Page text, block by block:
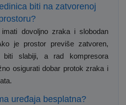
biti na zatvorenoj
dovoljno zraka i slobodan
je prostor previše zatvoren,
biti slabiji, a rad kompresora
osigurati dobar protok zraka i
uređaja besplatna?